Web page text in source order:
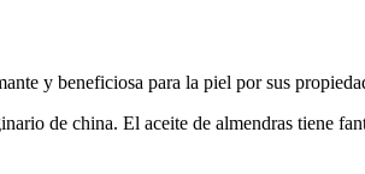
y beneficiosa para la piel por sus
de china. El aceite de almendras tiene